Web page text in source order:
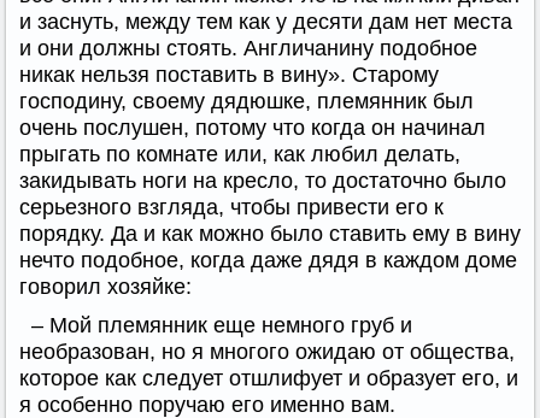
и заснуть, между тем как у десяти дам нет места
и они должны стоять. Англичанину подобное
никак нельзя поставить в вину». Старому
господину, своему дядюшке, племянник был
очень послушен, потому что когда он начинал
прыгать по комнате или, как любил делать,
закидывать ноги на кресло, то достаточно было
серьезного взгляда, чтобы привести его к
порядку. Да и как можно было ставить ему в вину
нечто подобное, когда даже дядя в каждом доме
говорил хозяйке:
– Мой племянник еще немного груб и
необразован, но я многого ожидаю от общества,
которое как следует отшлифует и образует его, и
я особенно поручаю его именно вам.